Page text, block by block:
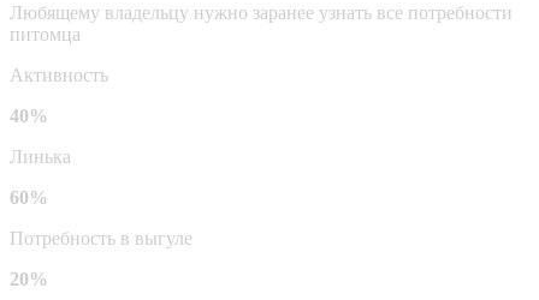
Любящему владельцу нужно заранее узнать все потребности
питомца
Активность
40%
Линька
60%
Потребность в выгуле
20%